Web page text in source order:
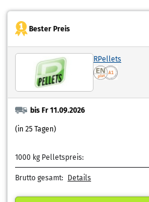
Bester Preis
RPellets
bis Fr 11.09.2026
(in 25 Tagen)
1000 kg Pelletspreis:
Brutto gesamt: Details